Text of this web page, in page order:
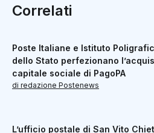
Correlati
Poste Italiane e Istituto
dello Stato perfezionano
capitale sociale di PagoPA
di redazione Postenews
L’ufficio postale di San Vito